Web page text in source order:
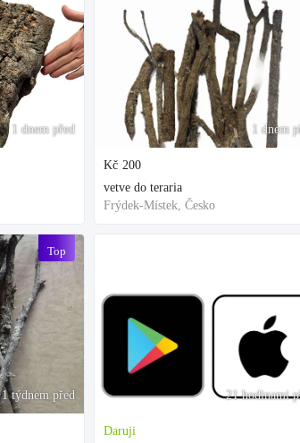
1 dnem před
1 týdnem před
Top
1 dnem
Kč 200
vetve do teraria
Frýdek-Místek, Česko
21 hodinami
Daruji